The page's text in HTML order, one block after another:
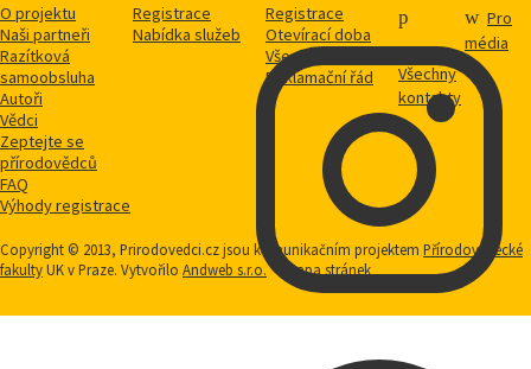
O projektu
Naši partneři
Razítková
samoobsluha
Autoři
Vědci
Zeptejte se
přírodovědců
FAQ
Výhody registrace
Registrace
Nabídka služeb
Registrace
Otevírací doba
Vše o nákupu
Reklamační řád
Všechny
kontakty
Pro
média
Copyright © 2013, Prirodovedci.cz jsou komunikačním projektem Přírodovědecké
fakultyUK v Praze. Vytvořilo Andweb s.r.o. Mapa stránek